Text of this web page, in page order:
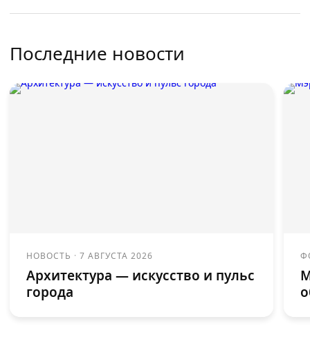
Последние новости
НОВОСТЬ ·7 АВГУСТА 2026
Архитектура — искусство и пульс
города